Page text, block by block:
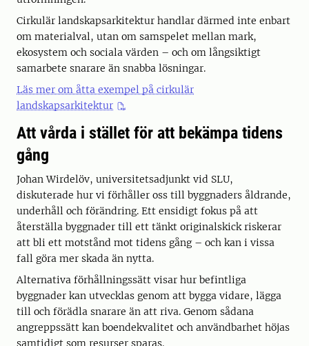
Cirkulär landskapsarkitektur handlar därmed inte enbart
om materialval, utan om samspelet mellan mark,
ekosystem och sociala värden – och om långsiktigt
samarbete snarare än snabba lösningar.
Läs mer om åtta exempel på cirkulär
landskapsarkitektur
Att vårda i stället för att bekämpa tidens
gång
Johan Wirdelöv, universitetsadjunkt vid SLU,
diskuterade hur vi förhåller oss till byggnaders åldrande,
underhåll och förändring. Ett ensidigt fokus på att
återställa byggnader till ett tänkt originalskick riskerar
att bli ett motstånd mot tidens gång – och kan i vissa
fall göra mer skada än nytta.
Alternativa förhållningssätt visar hur befintliga
byggnader kan utvecklas genom att bygga vidare, lägga
till och förädla snarare än att riva. Genom sådana
angreppssätt kan boendekvalitet och användbarhet höjas
samtidigt som resurser sparas.